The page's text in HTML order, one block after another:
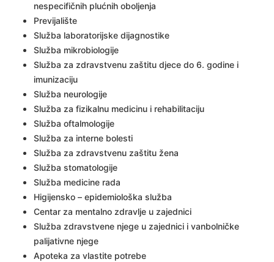
nespecifičnih plućnih oboljenja
Previjalište
Služba laboratorijske dijagnostike
Služba mikrobiologije
Služba za zdravstvenu zaštitu djece do 6. godine i
imunizaciju
Služba neurologije
Služba za fizikalnu medicinu i rehabilitaciju
Služba oftalmologije
Služba za interne bolesti
Služba za zdravstvenu zaštitu žena
Služba stomatologije
Služba medicine rada
Higijensko – epidemiološka služba
Centar za mentalno zdravlje u zajednici
Služba zdravstvene njege u zajednici i vanbolničke
palijativne njege
Apoteka za vlastite potrebe